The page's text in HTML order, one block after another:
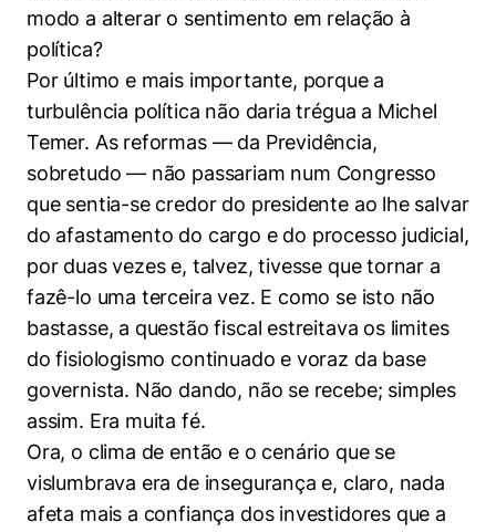
modo a alterar o sentimento em relação à
política?
Por último e mais importante, porque a
turbulência política não daria trégua a Michel
Temer. As reformas — da Previdência,
sobretudo — não passariam num Congresso
que sentia-se credor do presidente ao lhe salvar
do afastamento do cargo e do processo judicial,
por duas vezes e, talvez, tivesse que tornar a
fazê-lo uma terceira vez. E como se isto não
bastasse, a questão fiscal estreitava os limites
do fisiologismo continuado e voraz da base
governista. Não dando, não se recebe; simples
assim. Era muita fé.
Ora, o clima de então e o cenário que se
vislumbrava era de insegurança e, claro, nada
afeta mais a confiança dos investidores que a